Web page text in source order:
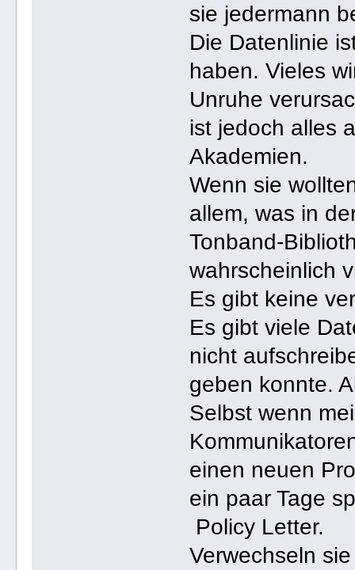
sie jedermann
Die Datenlinie
haben. Vieles
Unruhe
ist jedoch alles
Akademien.
Wenn sie
allem, was in
Tonband-
wahrscheinlich
Es gibt keine
Es gibt viele
nicht
geben konnte.
Selbst wenn
einen neuen
ein paar Tage
Policy Letter.
Verwechseln